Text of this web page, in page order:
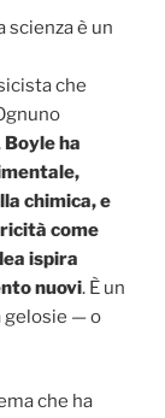
scienza è un
che
Boyle ha
chimica, e
come
ispira
nuovi. È un
gelosie — o
che ha